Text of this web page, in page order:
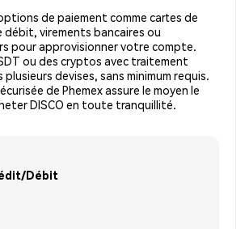
de paiement comme cartes de
débit, virements bancaires ou
pour approvisionner votre compte.
ou des cryptos avec traitement
devises, sans minimum requis.
de Phemex assure le moyen le
DISCO en toute tranquillité.
Débit